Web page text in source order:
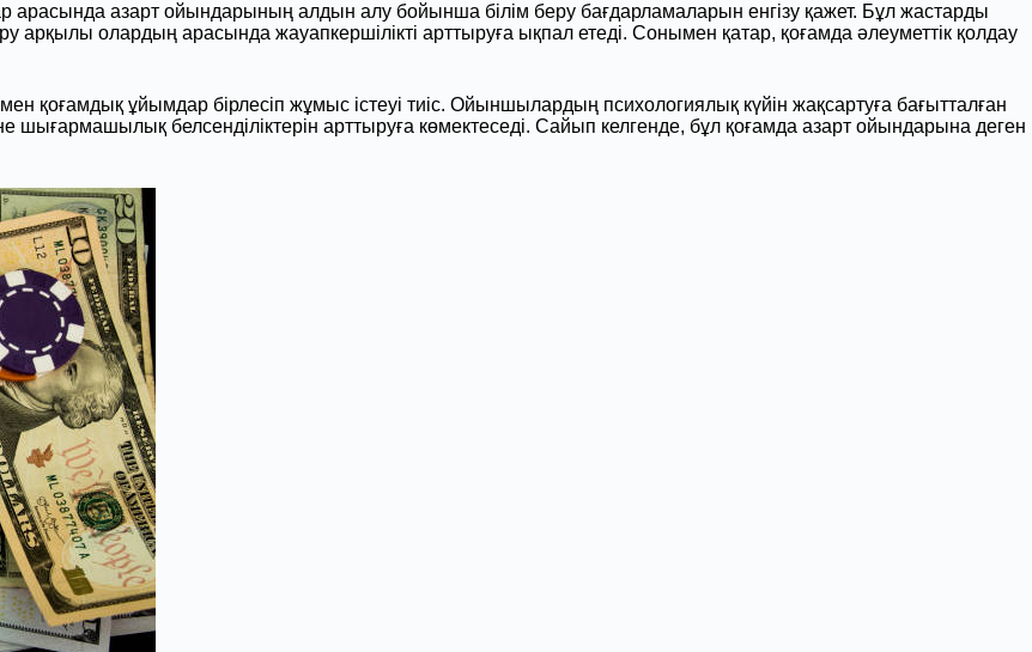
азарт ойындарының алдын алу бойынша білім беру бағдарламаларын енгізу қажет. Бұл жастарды
арқылы олардың арасында жауапкершілікті арттыруға ықпал етеді. Сонымен қатар, қоғамда әлеуметтік қолдау
қоғамдық ұйымдар бірлесіп жұмыс істеуі тиіс. Ойыншылардың психологиялық күйін жақсартуға бағытталған
белсенділіктерін арттыруға көмектеседі. Сайып келгенде, бұл қоғамда азарт ойындарына деген